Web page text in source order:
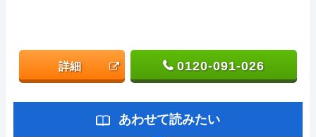
詳細 0120-091-026
あわせて読みたい